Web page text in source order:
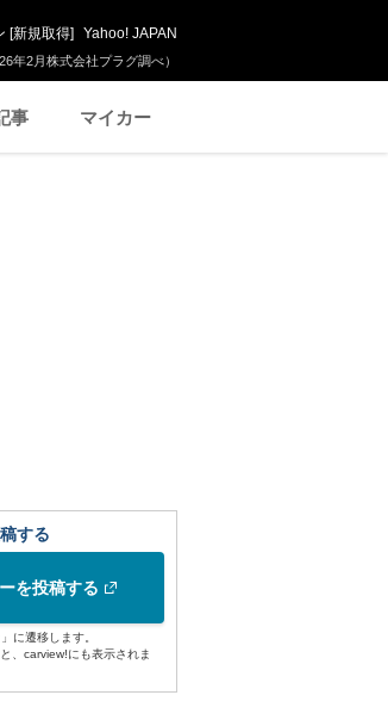
年2月株式会社プラグ調べ）
[新規取得] Yahoo! JAPAN
事 マイカー
する
を投稿する
に遷移します。
、carview!にも表示されま